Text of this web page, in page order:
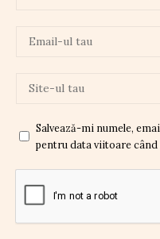
Salvează-mi numele,
pentru data viitoare când